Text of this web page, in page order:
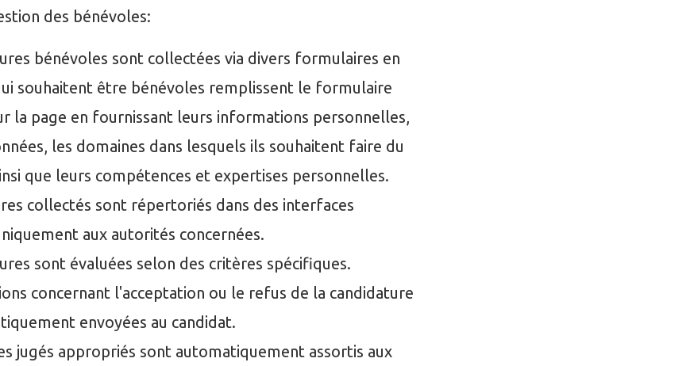
des bénévoles:
bénévoles sont collectées via divers formulaires en
souhaitent être bénévoles remplissent le formulaire
la page en fournissant leurs informations personnelles,
les domaines dans lesquels ils souhaitent faire du
que leurs compétences et expertises personnelles.
collectés sont répertoriés dans des interfaces
aux autorités concernées.
sont évaluées selon des critères spécifiques.
concernant l'acceptation ou le refus de la candidature
envoyées au candidat.
jugés appropriés sont automatiquement assortis aux